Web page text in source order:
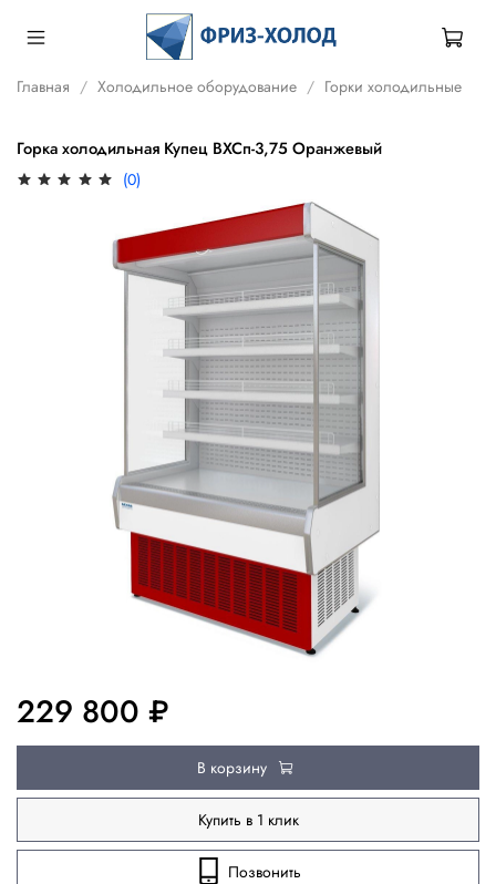
Главная Холодильное оборудование Горки холодильные
Горка холодильная Купец ВХСп-3,75 Оранжевый
(0)
229 800 ₽
В корзину
Купить в 1 клик
Позвонить